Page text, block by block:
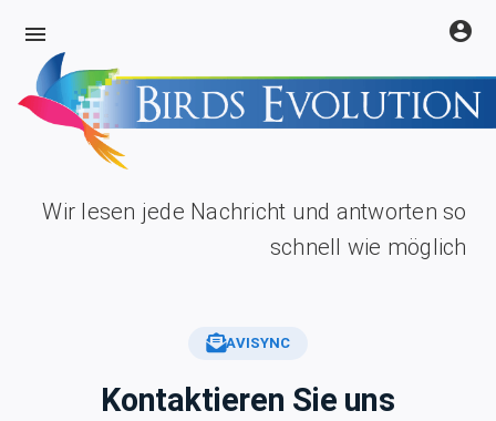
menu account_circle
Wir lesen jede Nachricht und antworten so
schnell wie möglich
AVISYNC
Kontaktieren Sie uns